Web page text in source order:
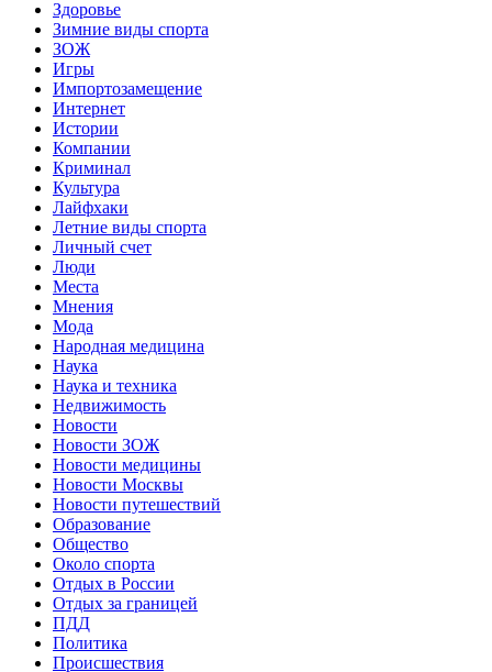
Здоровье
Зимние виды спорта
ЗОЖ
Игры
Импортозамещение
Интернет
Истории
Компании
Криминал
Культура
Лайфхаки
Летние виды спорта
Личный счет
Люди
Места
Мнения
Мода
Народная медицина
Наука
Наука и техника
Недвижимость
Новости
Новости ЗОЖ
Новости медицины
Новости Москвы
Новости путешествий
Образование
Общество
Около спорта
Отдых в России
Отдых за границей
ПДД
Политика
Происшествия